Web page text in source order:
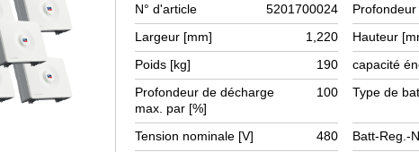
N° d'article 5201700024 Profondeur
Largeur [mm]
1,220 Hauteur
Poids [kg]
190 capacité
Profondeur de décharge
max. par [%]
100 Type de
Tension nominale [V] 480 Batt-Reg.-